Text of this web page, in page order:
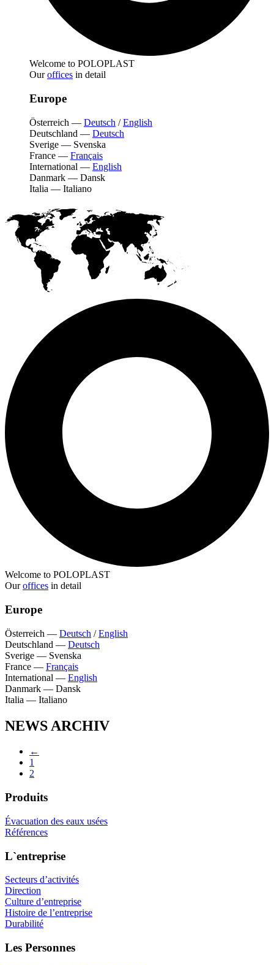
Welcome to POLOPLAST
Ouroffices in detail
Europe
Österreich — Deutsch /English
Deutschland — Deutsch
Sverige — Svenska
France — Français
International — English
Danmark — Dansk
Italia — Italiano
Welcome to POLOPLAST
Ouroffices in detail
Europe
Österreich — Deutsch /English
Deutschland — Deutsch
Sverige — Svenska
France — Français
International — English
Danmark — Dansk
Italia — Italiano
NEWS ARCHIV
←
1
2
Produits
Évacuation des eaux usées
Références
L`entreprise
Secteurs d’activités
Direction
Culture d’entreprise
Histoire de l’entreprise
Durabilité
Les Personnes